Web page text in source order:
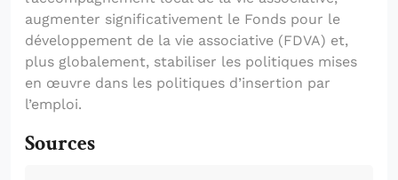
augmenter significativement le Fonds pour le
développement de la vie associative (FDVA) et,
plus globalement, stabiliser les politiques mises
en œuvre dans les politiques d’insertion par
l’emploi.
Sources